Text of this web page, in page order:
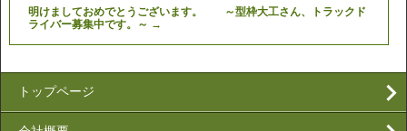
明けましておめでとうございます。 ～型枠大工さん、トラックド
ライバー募集中です。～ →
トップページ